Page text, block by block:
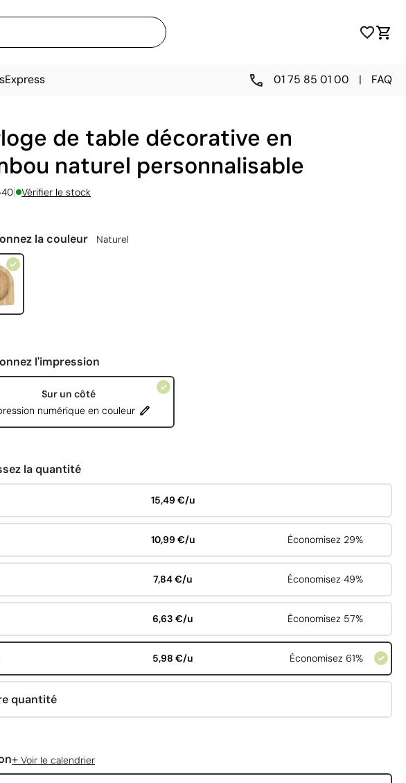
Express 01 75 85 01 00 | FAQ
de table décorative en
naturel personnalisable
| Vérifier le stock
la couleur Naturel
l'impression
Sur un côté
numérique en couleur
la quantité
15,49 €/u
10,99 €/u Économisez 29%
7,84 €/u Économisez 49%
6,63 €/u Économisez 57%
5,98 €/u Économisez 61%
quantité
+ Voir le calendrier